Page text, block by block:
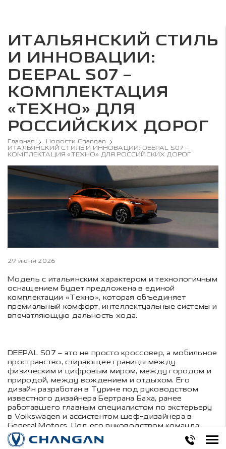
ИТАЛЬЯНСКИЙ СТИЛЬ
И ИННОВАЦИИ:
DEEPAL S07 –
КОМПЛЕКТАЦИЯ
«ТЕХНО» ДЛЯ
РОССИЙСКИХ ДОРОГ
Главная
Новости Changan
ИТАЛЬЯНСКИЙ СТИЛЬ И ИННОВАЦИИ: DEEPAL S07 –
КОМПЛЕКТАЦИЯ «ТЕХНО» ДЛЯ РОССИЙСКИХ ДОРОГ
29 июня 2026
Модель с итальянским характером и технологичным
оснащением будет предложена в единой
комплектации «Техно», которая объединяет
премиальный комфорт, интеллектуальные системы и
впечатляющую дальность хода.
DEEPAL S07 – это не просто кроссовер, а мобильное
пространство, стирающее границы между
физическим и цифровым миром, между городом и
природой, между вождением и отдыхом. Его
дизайн разработан в Турине под руководством
известного дизайнера Бертрана Баха, ранее
работавшего главным специалистом по экстерьеру
в Volkswagen и ассистентом шеф-дизайнера в
General Motors. Под его руководством команда
создала облик S07, сочетающий футуристичные
линии, динамичность и премиальный стиль.